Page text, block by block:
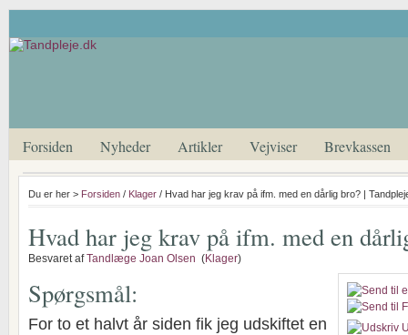
Forsiden Nyheder Artikler Vejviser Brevkassen
Du er her > Forsiden / Klager / Hvad har jeg krav på ifm. med en dårlig bro? |
Hvad har jeg krav på ifm. med en
Besvaret afTandlæge Joan Olsen (Klager)
Spørgsmål:
For to et halvt år siden fik jeg udskiftet en